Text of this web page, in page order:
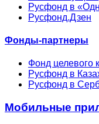
Русфонд в
Русфонд.Дзен
Фонды-партнеры
Фонд целевого
Русфонд в
Русфонд в
Мобильные